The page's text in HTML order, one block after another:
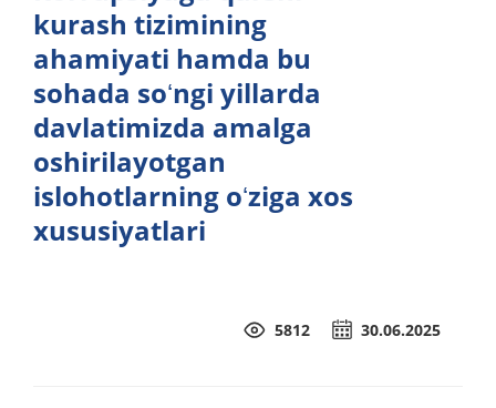
kurash tizimining
ahamiyati hamda bu
sohada soʻngi yillarda
davlatimizda amalga
oshirilayotgan
islohotlarning oʻziga xos
xususiyatlari
30.06.2025
5812